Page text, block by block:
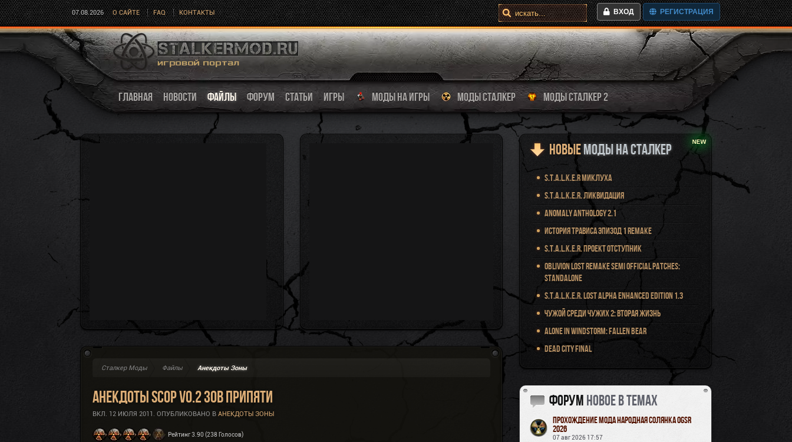
07.08.2026 О САЙТЕ FAQ КОНТАКТЫ ВХОД РЕГИСТРАЦИЯ
ГЛАВНАЯ НОВОСТИ ФАЙЛЫ ФОРУМ СТАТЬИ ИГРЫ МОДЫ НА ИГРЫ МОДЫ СТАЛКЕР МОДЫ СТАЛКЕР 2
Сталкер Моды Файлы Анекдоты Зоны
Анекдоты SCoP v0.2 Зов Припяти
ВКЛ. 12 ИЮЛЯ 2011 . ОПУБЛИКОВАНО В АНЕКДОТЫ ЗОНЫ
Рейтинг 3.90 (238 Голосов)
НовыеМоды на Сталкер
S.T.A.L.K.E.R Миклуха
S.T.A.L.K.E.R. Ликвидация
Anomaly Anthology 2.1
История Трависа Эпизод 1 Remake
S.T.A.L.K.E.R. Проект Отступник
Oblivion Lost Remake Semi Official Patches:
Standalone
S.T.A.L.K.E.R. Lost Alpha Enhanced Edition 1.3
Чужой среди чужих 2: Вторая жизнь
Alone in Windstorm: Fallen Bear
Dead City Final
Форум новое в темах
Прохождение мода Народная Солянка OGSR
2026
07 авг 2026 17:57